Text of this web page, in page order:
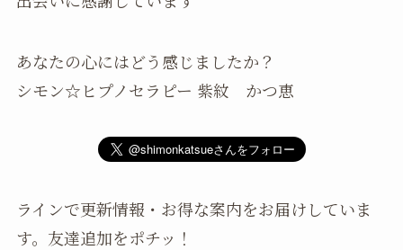
あなたの心にはどう感じましたか？
シモン☆ヒプノセラピー 紫紋 かつ恵
ラインで更新情報・お得な案内をお届けしていま
す。友達追加をポチッ！